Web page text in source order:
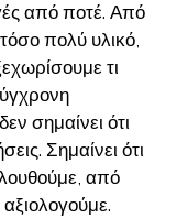
από ποτέ. Από
πολύ υλικό,
τι
σημαίνει ότι
Σημαίνει ότι
από